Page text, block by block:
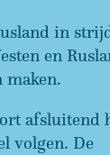
in
en
maken.
afsluitend
volgen. De